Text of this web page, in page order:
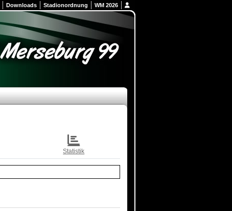
Downloads Stadionordnung WM 2026
Statistik